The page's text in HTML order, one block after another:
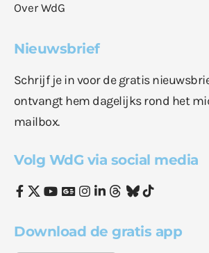
Over WdG
Nieuwsbrief
Schrijf je in voor de gratis
ontvangt hem dagelijks rond het
mailbox.
Volg WdG via social media
Download de gratis app